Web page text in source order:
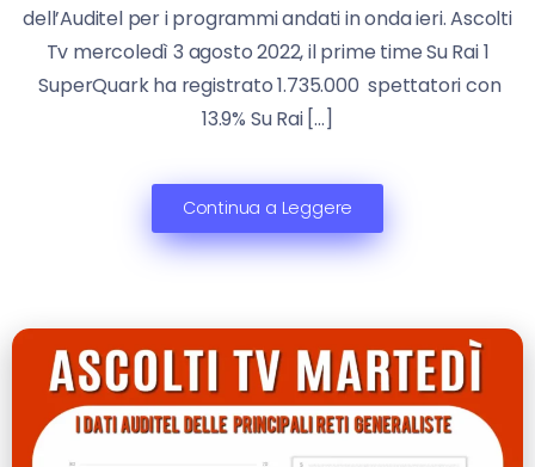
dell’Auditel per i programmi andati in onda ieri. Ascolti
Tv mercoledì 3 agosto 2022, il prime time Su Rai 1
SuperQuark ha registrato 1.735.000 spettatori con
13.9% Su Rai […]
Continua a Leggere